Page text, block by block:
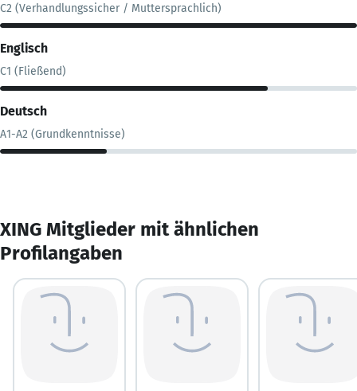
C2 (Verhandlungssicher / Muttersprachlich)
Englisch
C1 (Fließend)
Deutsch
A1-A2 (Grundkenntnisse)
XING Mitglieder mit ähnlichen
Profilangaben